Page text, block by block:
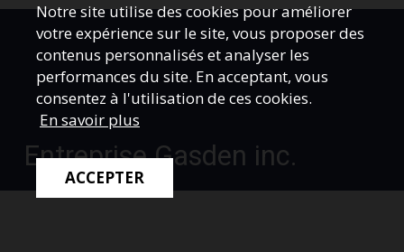
Notre site utilise des cookies pour améliorer
votre expérience sur le site, vous proposer des
contenus personnalisés et analyser les
performances du site. En acceptant, vous
consentez à l'utilisation de ces cookies.
En savoir plus
ACCEPTER
Entreprise Gasden inc.